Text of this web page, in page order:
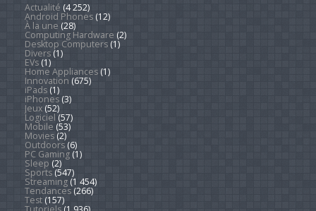
Actualité (4 252)
Android Phones(12)
À la une (28)
Computing Hardware (2)
Desktop Computers(1)
Divers(1)
EVs(1)
Home Appliances(1)
Innovation (675)
iPads(1)
iPhones(3)
Jeux(52)
Logiciel (57)
Mobile (53)
Movies(2)
Outdoors(6)
PC Gaming(1)
Sleep (2)
Sports(547)
Streaming(1 454)
Tendances(266)
Test(157)